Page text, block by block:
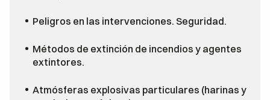
Peligros en las intervenciones. Seguridad.
Métodos de extinción de incendios y agentes
extintores.
Atmósferas explosivas particulares (harinas y